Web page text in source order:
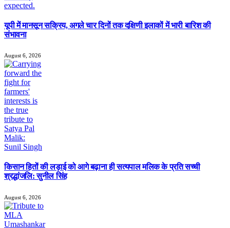
यूपी में मानसून सक्रिय, अगले चार दिनों तक दक्षिणी इलाकों में भारी बारिश की
संभावना
August 6, 2026
किसान हितों की लड़ाई को आगे बढ़ाना ही सत्यपाल मलिक के प्रति सच्ची
श्रद्धांजलि: सुनील सिंह
August 6, 2026